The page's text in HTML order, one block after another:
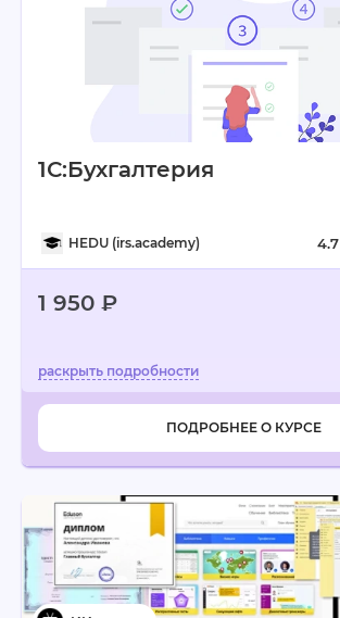
1С:Бухгалтерия
HEDU (irs.academy) 4.7
1 950 ₽
ПОДРОБНЕЕ О КУРСЕ